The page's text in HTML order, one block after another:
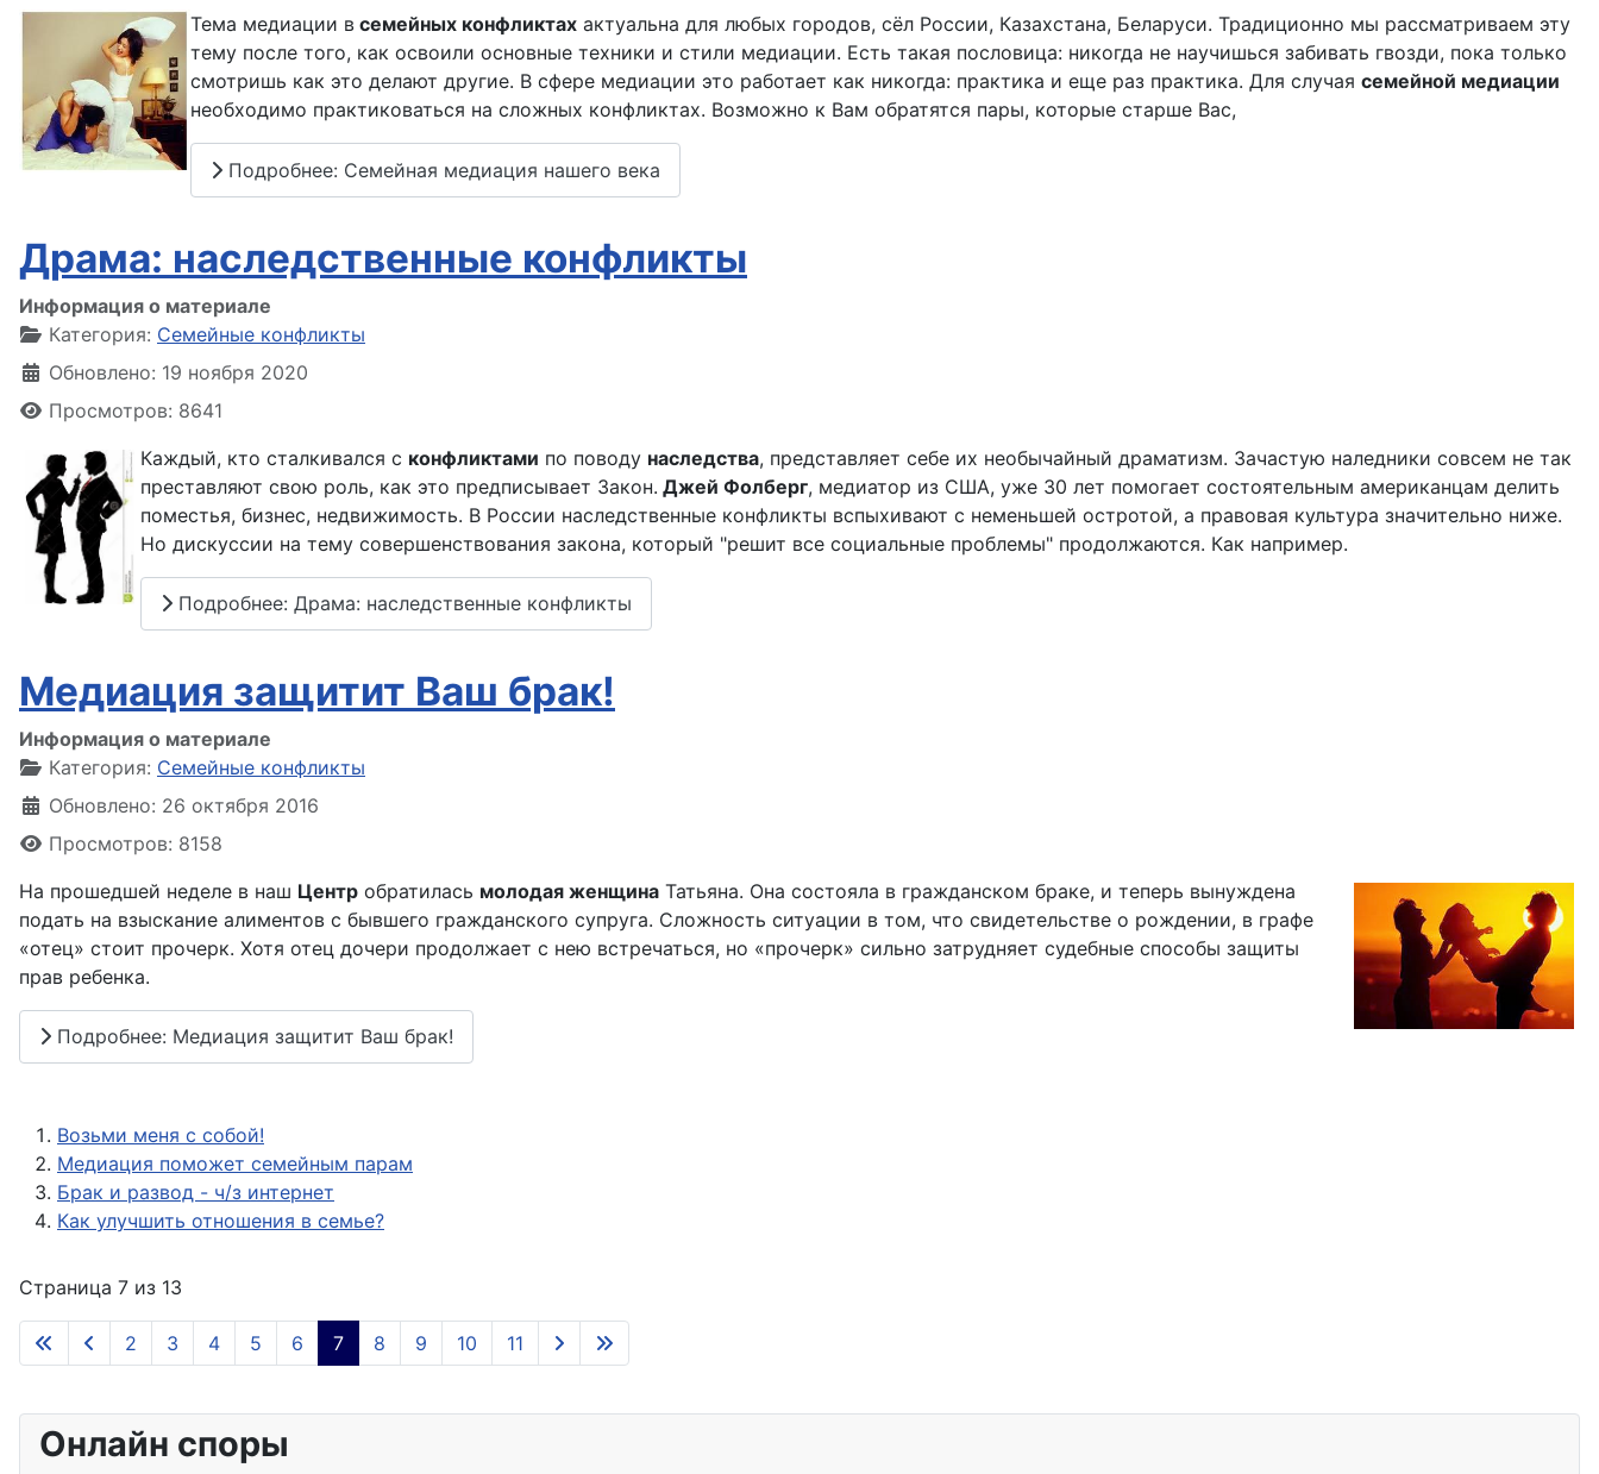
Тема медиации в семейных конфликтах актуальна для любых городов, сёл России, Казахстана, Беларуси. Традиционно мы рассматриваем эту
тему после того, как освоили основные техники и стили медиации. Есть такая пословица: никогда не научишься забивать гвозди, пока только
смотришь как это делают другие. В сфере медиации это работает как никогда: практика и еще раз практика. Для случая cемейной медиации
необходимо практиковаться на сложных конфликтах. Возможно к Вам обратятся пары, которые старше Вас,
Подробнее: Семейная медиация нашего века
Драма: наследственные конфликты
Информация о материале
Категория: Семейные конфликты
Обновлено: 19 ноября 2020
Просмотров: 8641
Каждый, кто сталкивался с конфликтами по поводу наследства, представляет себе их необычайный драматизм. Зачастую наледники совсем не так
преставляют свою роль, как это предписывает Закон. Джей Фолберг, медиатор из США, уже 30 лет помогает состоятельным американцам делить
поместья, бизнес, недвижимость. В России наследственные конфликты вспыхивают с неменьшей остротой, а правовая культура значительно ниже.
Но дискуссии на тему совершенствования закона, который "решит все социальные проблемы" продолжаются. Как например.
Подробнее: Драма: наследственные конфликты
Медиация защитит Ваш брак!
Информация о материале
Категория: Семейные конфликты
Обновлено: 26 октября 2016
Просмотров: 8158
На прошедшей неделе в наш Центр обратилась молодая женщина Татьяна. Она состояла в гражданском браке, и теперь вынуждена
подать на взыскание алиментов с бывшего гражданского супруга. Сложность ситуации в том, что свидетельстве о рождении, в графе
«отец» стоит прочерк. Хотя отец дочери продолжает с нею встречаться, но «прочерк» сильно затрудняет судебные способы защиты
прав ребенка.
Подробнее: Медиация защитит Ваш брак!
Возьми меня с собой!
Медиация поможет семейным парам
Брак и развод - ч/з интернет
Как улучшить отношения в семье?
Страница 7 из 13
2 3 4 5 6 7 8 9 10 11
Онлайн споры